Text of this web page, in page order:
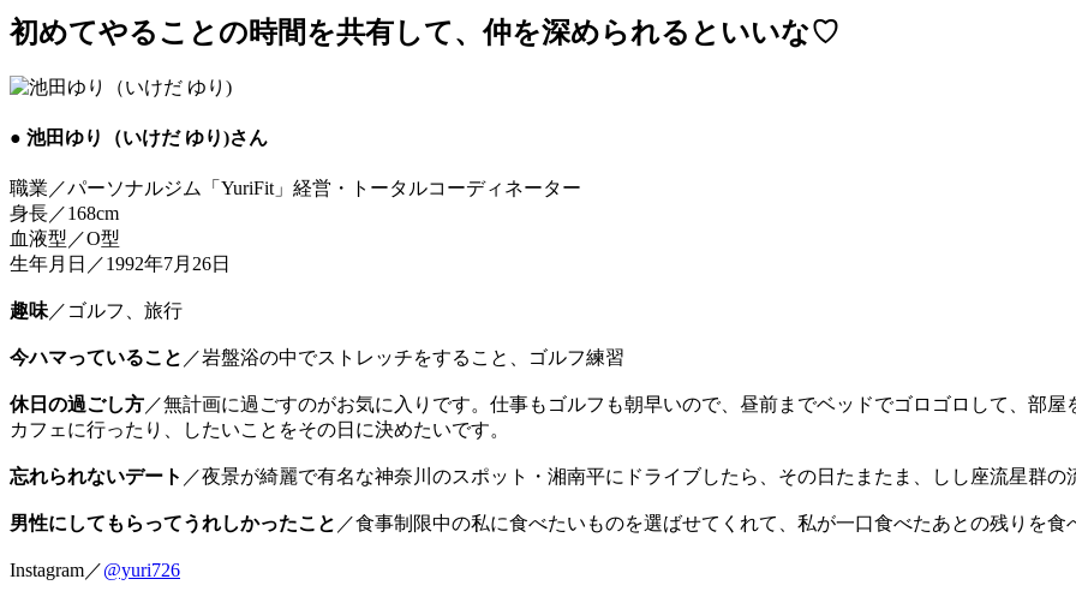
初めてやることの時間を共有して、仲を深められるといいな♡
● 池田ゆり（いけだ ゆり)さん
職業／パーソナルジム「YuriFit」経営・トータルコーディネーター
身長／168cm
血液型／O型
生年月日／1992年7月26日
趣味／ゴルフ、旅行
今ハマっていること ／岩盤浴の中でストレッチをすること、ゴルフ練習
休日の過ごし方／無計画に過ごすのがお気に入りです。仕事もゴルフも朝早いので、昼前までベッドでゴロゴロして、部
カフェに行ったり、したいことをその日に決めたいです。
忘れられないデート ／夜景が綺麗で有名な神奈川のスポット・湘南平にドライブしたら、その日たまたま、しし座流星群の
男性にしてもらってうれしかったこと ／食事制限中の私に食べたいものを選ばせてくれて、私が一口食べたあとの残りを食
Instagram／@yuri726